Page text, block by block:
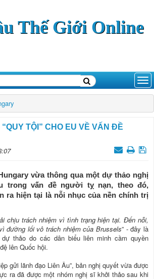
Thế Giới Online
TỘI” CHO EU VỀ VẤN ĐỀ
vừa thông qua một dự thảo nghị
trong vấn đề người tỵ nạn, theo đó,
ra hiện tại là nỗi nhục của nền chính trị
chịu trách nhiệm vì tình trạng hiện tại. Đến nỗi,
đường lối vô trách nhiệm của Brussels” - đây là
dự thảo do các dân biểu liên minh cầm quyền
lên Quốc hội.
gửi lãnh đạo Liên Âu”, bản nghị quyết vừa được
ra đã được một nhóm nghị sĩ khởi thảo sau khi